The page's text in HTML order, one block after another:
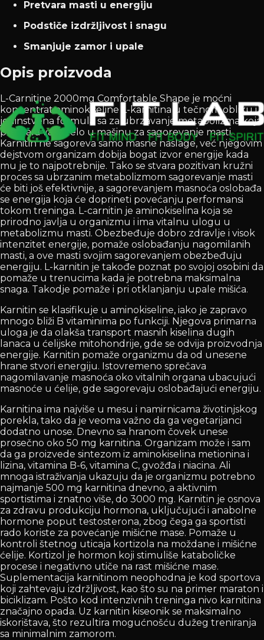
Pretvara masti u energiju
Podstiče izdržljivost i snagu
Smanjuje zamor i upale
Opis proizvoda
L-Carnitine 2000mg Comfortable Shape je moćni
koncentrat aminokiseline L-karnitina u tečnom obliku i
jedinstvena formula sa za ubrzavanje metabolizma koja
pretvara vaše telo u mašinu za sagorevanje masti.
Karnitin ne sagoreva samo masne naslage, već njegovim
dejstvom organizam dobija bogat izvor energije kada
mu je to najpotrebnije. Tako se stvara pozitivan kružni
proces sa ubrzanim metabolizmom sagorevanje masti
će biti još efektivnije, a sagorevanjem masnoća oslobađa
se energija koja će doprineti povećanju performansi
tokom treninga. L-carnitin je aminokiselina koja se
prirodno javlja u organizmu i ima vitalnu ulogu u
metabolizmu masti. Obezbeđuje dobro zdravlje i visok
intenzitet energije, pomaže oslobađanju nagomilanih
masti, a ove masti svojim sagorevanjem obezbeđuju
energiju. L-karnitin je takođe poznat po svojoj osobini da
pomaže u trenucima kada je potrebna maksimalna
snaga. Takodje pomaže i pri otklanjanju upale mišića.
Karnitin se klasifikuje u aminokiseline, iako je zapravo
mnogo bliži B vitaminima po funkciji. Njegova primarna
uloga je da olakša transport masnih kiselina dugih
lanaca u ćelijske mitohondrije, gde se odvija proizvodnja
energije. Karnitin pomaže organizmu da od unesene
hrane stvori energiju. Istovremeno sprečava
nagomilavanje masnoća oko vitalnih organa ubacujući
masnoće u ćelije, gde sagorevaju oslobađajući energiju.
Karnitina ima najviše u mesu i namirnicama životinjskog
porekla, tako da je veoma važno da ga vegetarijanci
dodatno unose. Dnevno sa hranom čovek unese
prosečno oko 50 mg karnitina. Organizam može i sam
da ga proizvede sintezom iz aminokiselina metionina i
lizina, vitamina B-6, vitamina C, gvožđa i niacina. Ali
mnoga istraživanja ukazuju da je organizmu potrebno
najmanje 500 mg karnitina dnevno, a aktivnim
sportistima i znatno više, do 3000 mg. Karnitin je osnova
za zdravu produkciju hormona, uključujući i anabolne
hormone poput testosterona, zbog čega ga sportisti
rado koriste za povećanje mišićne mase. Pomaže u
kontroli štetnog uticaja kortizola na moždane i mišićne
ćelije. Kortizol je hormon koji stimuliše kataboličke
procese i negativno utiče na rast mišićne mase.
Suplementacija karnitinom neophodna je kod sportova
koji zahtevaju izdržljivost, kao što su na primer maraton i
biciklizam. Pošto kod intenzivnih treninga nivo karnitina
značajno opada. Uz karnitin kiseonik se maksimalno
iskorištava, što rezultira mogućnošću dužeg treniranja
sa minimalnim zamorom.